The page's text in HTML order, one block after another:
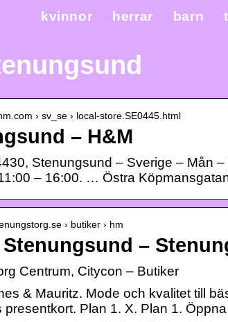
kvinnor herrar barn
› sv_se › local-store.SE0445.html
– H&M
Stenungsund – Sverige – Mån
– 16:00. … Östra
› butiker › hm
Stenungsund –
Centrum, Citycon – Butiker
& Mauritz. Mode och kvalitet till
presentkort. Plan 1. X. Plan 1.